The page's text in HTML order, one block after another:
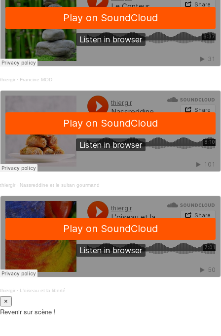
thiergir · Francine MOD
thiergir · Nassreddine et le sultan gourmand
thiergir · L'oiseau et la liberté
×
Revenir sur scène !